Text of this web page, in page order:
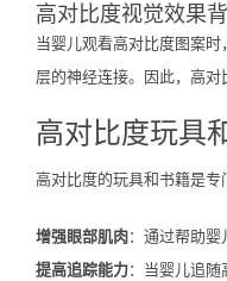
高对比度视觉效果
当婴儿观看高对比度图案
层的神经连接。因此，高对
高对比度玩具
高对比度的玩具和书籍是专
增强眼部肌肉：通过帮助婴
提高追踪能力：当婴儿追随